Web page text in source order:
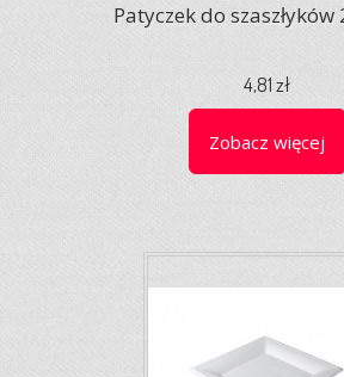
Patyczek do
4,81 zł
Zobacz więcej